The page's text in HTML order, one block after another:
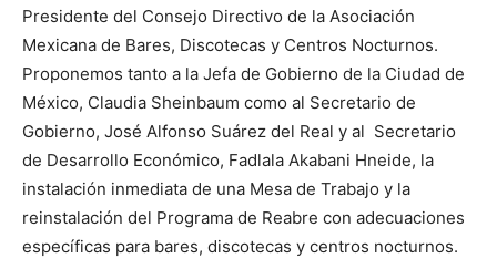
Presidente del Consejo Directivo de la Asociación
Mexicana de Bares, Discotecas y Centros Nocturnos.
Proponemos tanto a la Jefa de Gobierno de la Ciudad de
México, Claudia Sheinbaum como al Secretario de
Gobierno, José Alfonso Suárez del Real y al Secretario
de Desarrollo Económico, Fadlala Akabani Hneide, la
instalación inmediata de una Mesa de Trabajo y la
reinstalación del Programa de Reabre con adecuaciones
específicas para bares, discotecas y centros nocturnos.